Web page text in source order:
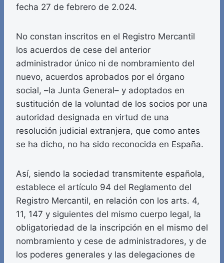
fecha 27 de febrero de 2.024.
No constan inscritos en el Registro Mercantil
los acuerdos de cese del anterior
administrador único ni de nombramiento del
nuevo, acuerdos aprobados por el órgano
social, –la Junta General– y adoptados en
sustitución de la voluntad de los socios por una
autoridad designada en virtud de una
resolución judicial extranjera, que como antes
se ha dicho, no ha sido reconocida en España.
Así, siendo la sociedad transmitente española,
establece el artículo 94 del Reglamento del
Registro Mercantil, en relación con los arts. 4,
11, 147 y siguientes del mismo cuerpo legal, la
obligatoriedad de la inscripción en el mismo del
nombramiento y cese de administradores, y de
los poderes generales y las delegaciones de